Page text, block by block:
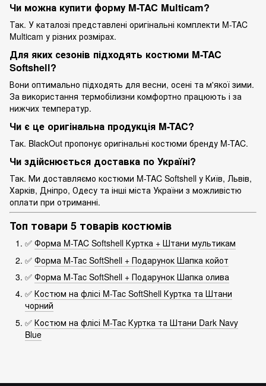
Чи можна купити форму M-TAC Multicam?
Так. У каталозі представлені оригінальні комплекти M-TAC
Multicam у різних розмірах.
Для яких сезонів підходять костюми M-TAC
Softshell?
Вони оптимально підходять для весни, осені та м'якої зими.
За використання термобілизни комфортно працюють і за
нижчих температур.
Чи є це оригінальна продукція M-TAC?
Так. BlackOut пропонує оригінальні костюми бренду M-TAC.
Чи здійснюється доставка по Україні?
Так. Ми доставляємо костюми M-TAC Softshell у Київ, Львів,
Харків, Дніпро, Одесу та інші міста України з можливістю
оплати при отриманні.
Топ товари 5 товарів костюмів
✅ Форма M-TAC Softshell Куртка + Штани мультикам
✅ Форма M-Tac SoftShell + Подарунок Шапка койот
✅ Форма M-Tac SoftShell + Подарунок Шапка олива
✅ Костюм на флісі M-Tac SoftShell Куртка та Штани
чорний
✅ Костюм на флісі M-Tac Куртка та Штани Dark Navy
Blue